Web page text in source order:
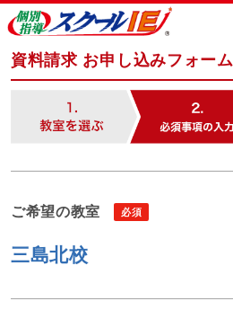
資料請求 お申し込みフォーム
ご希望の教室
三島北校